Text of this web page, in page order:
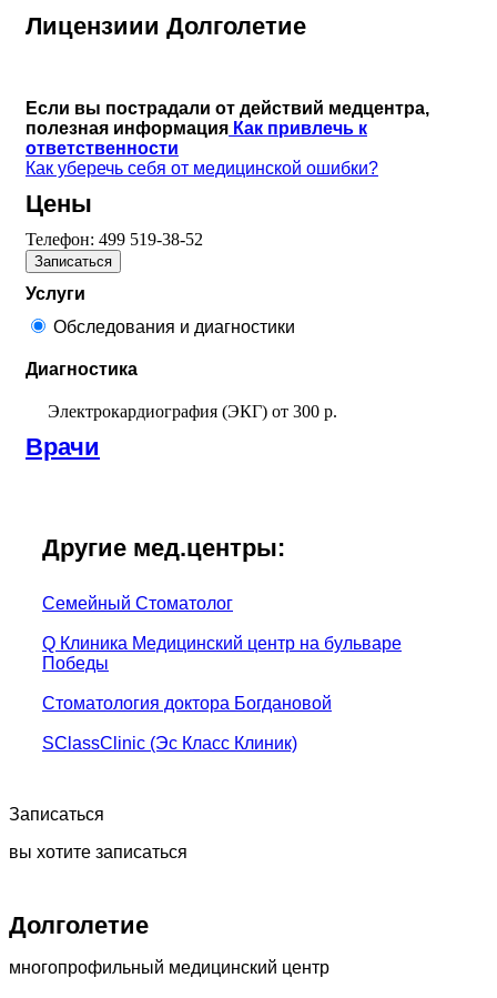
Лицензиии Долголетие
Если вы пострадали от действий медцентра,
полезная информация Как привлечь к
ответственности
Как уберечь себя от медицинской ошибки?
Цены
Телефон: 499 519-38-52
Записаться
Услуги
Обследования и диагностики
Диагностика
Электрокардиография (ЭКГ) от 300 р.
Врачи
Другие мед.центры:
Семейный Стоматолог
Q Клиника Медицинский центр на бульваре
Победы
Стоматология доктора Богдановой
SClassClinic (Эс Класс Клиник)
Записаться
вы хотите записаться
Долголетие
многопрофильный медицинский центр